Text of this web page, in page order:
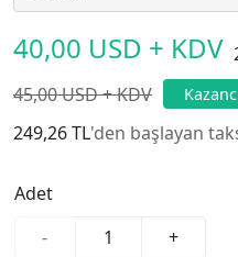
40,00 USD + KDV
45,00 USD + KDV
249,26 TL'den başlayan
Adet
-
+